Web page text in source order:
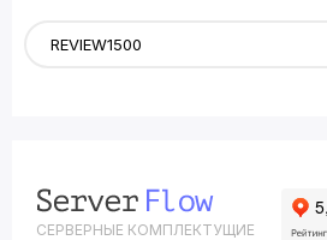
СЕРВЕРНЫЕ КОМПЛЕКТУЩИЕ